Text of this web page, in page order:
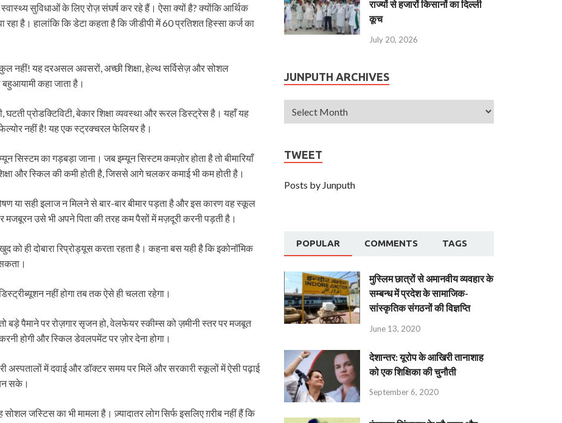
स्वास्थ्य सुविधाओं के लिए रोज़ संघर्ष कर रहे हैं। ऐसा क्यों है? क्योंकि आर्थिक
है। हालांकि कि डेटा कहता है कि जीडीपी में 60 प्रतिशत हिस्सा कर्ज का
नहीं! यह दरअसल अवसरों, अच्छी शिक्षा, हेल्थ सर्विसेज़ और सोशल
कहा जाता है।
प्रोडक्टिविटी, बेकार शिक्षा व्यवस्था और रूरल डिस्ट्रेस है। यहाँ यह
फेल्योर नहीं है! यह एक स्ट्रक्चरल फेलियर है।
सिस्टम का गड़बड़ा जाना। जब इम्यून सिस्टम कमज़ोर होता है तो बीमारियाँ
और स्किल की कमी होती है, जिससे आगे चलकर कमाई भी कम होती है।
या सही इलाज न मिलने से बार-बार बीमार पड़ता है और इस कारण वह स्कूल
मजबूरन उसे भी अपने पिता की तरह कम पैसों में मज़दूरी करनी पड़ती है।
को ही दोबारा रिप्रोड्यूस करता रहता है। कहना बस यही है कि इकोनॉमिक
नहीं होगा तब तक ऐसे ही चलता रहेगा।
बड़े पैमाने पर रोज़गार सृजन हो, वेलफेयर स्कीम्स को ज़मीनी स्तर पर मजबूत
होगी और स्किल डेवलपमेंट पर ज़ोर देना होगा।
अस्पतालों में दवाई और डॉक्टर समय पर मिलें और सरकारी स्कूलों में ऐसी पढ़ाई
सके।
सोशल जस्टिस का भी मामला है। ज़्यादातर लोग सिर्फ इसलिए ग़रीब नहीं हैं कि
राज्यों से हजारों किसानों का दिल्ली
कूच
July 20, 2026
JUNPUTH ARCHIVES
TWEET
Posts by Junputh
POPULAR COMMENTS TAGS
मुस्लिम छात्रों से अमानवीय व्यवहार के
सम्बन्ध में प्रदेश के सामाजिक-
सांस्कृतिक संगठनों की विज्ञप्ति
June 13, 2020
देशान्‍तर: यूरोप के आखिरी तानाशाह
को एक शिक्षिका की चुनौती
September 6, 2020